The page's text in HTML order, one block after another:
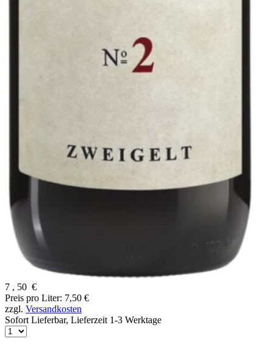
7 , 50 €
Preis pro Liter: 7,50 €
zzgl. Versandkosten
Sofort Lieferbar, Lieferzeit 1-3 Werktage